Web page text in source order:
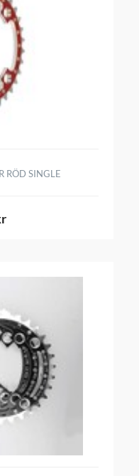
RÖD SINGLE